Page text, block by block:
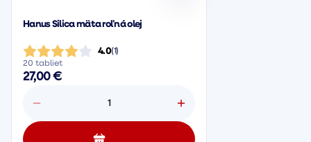
Hanus Silica mäta roľná olej
4.0(1)
20 tabliet
27,00 €
1